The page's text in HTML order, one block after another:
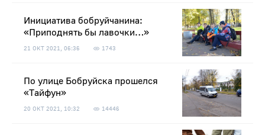
Инициатива бобруйчанина:
«Приподнять бы лавочки…»
21 ОКТ 2021, 06:36 1743
По улице Бобруйска прошелся
«Тайфун»
20 ОКТ 2021, 10:32 14446